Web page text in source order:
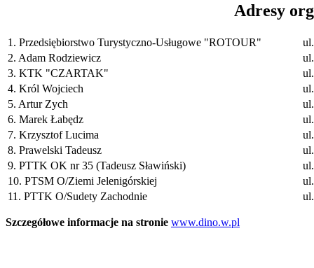
Adresy
1. Przedsiębiorstwo Turystyczno-Usługowe "ROTOUR"
2. Adam Rodziewicz
3. KTK "CZARTAK"
4. Król Wojciech
5. Artur Zych
6. Marek Łabędz
7. Krzysztof Lucima
8. Prawelski Tadeusz
9. PTTK OK nr 35 (Tadeusz Sławiński)
10. PTSM O/Ziemi Jelenigórskiej
11. PTTK O/Sudety Zachodnie
Szczegółowe informacje na stronie www.dino.w.pl